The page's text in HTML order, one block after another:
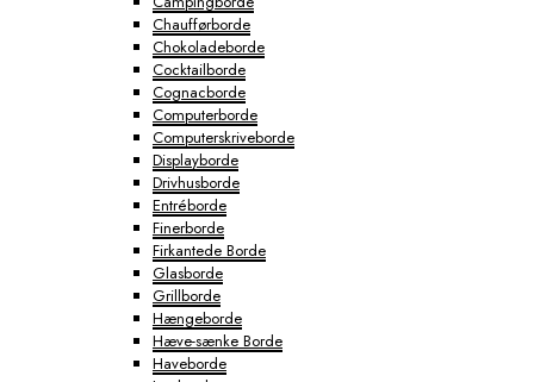
Chaufførborde
Chokoladeborde
Cocktailborde
Cognacborde
Computerborde
Computerskriveborde
Displayborde
Drivhusborde
Entréborde
Finerborde
Firkantede Borde
Glasborde
Grillborde
Hængeborde
Hæve-sænke Borde
Haveborde